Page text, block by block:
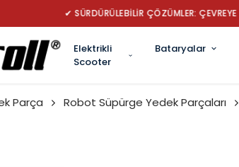
✔ TÜRKİYE’NİN
Elektrikli
Scooter
Bataryalar
Parça Robot Süpürge Yedek Parçaları